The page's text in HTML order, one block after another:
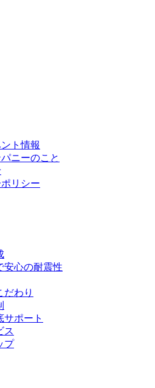
ト情報
ニーのこと
リシー
安心の耐震性
だわり
サポート
ス
プ